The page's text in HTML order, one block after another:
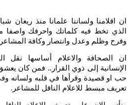
ولساننا علمانا منذ ريعان شبابنا ان
فيه كلماتك واحرفك واصفا ماتمر به
وعدل وانتصار وكافة المشاعر الإنسانية.
والاعلام أساسها نقل
إلى ذوي القرار.. فمن كان يعشق امرأة كتب
وقرأها في قلبه ولسانه وفي عيون
للاعلام الناقل للمشاعر.